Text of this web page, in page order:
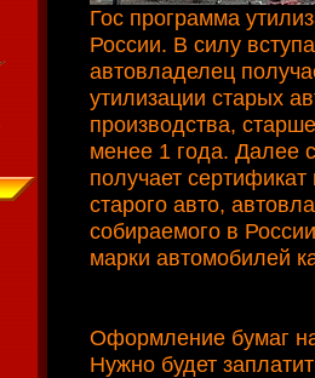
Гос программа
России. В силу
автовладелец
утилизации старых
производства,
менее 1 года. Далее
получает
старого авто,
собираемого в
марки автомобилей
Оформление бумаг
Нужно будет